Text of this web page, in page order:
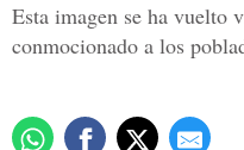
Esta imagen se ha vuelto
conmocionado a los